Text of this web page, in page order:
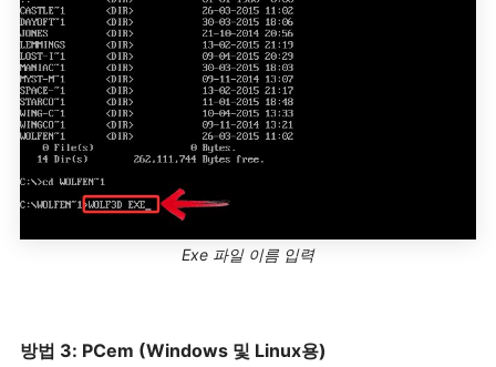
Exe 파일 이름 입력
방법 3: PCem (Windows 및 Linux용)